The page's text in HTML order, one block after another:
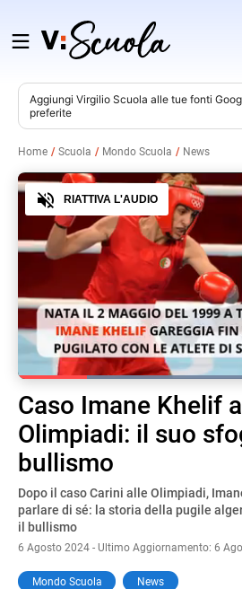
Salta
contenuto
Aggiungi Virgilio Scuola alle tue fonti
preferite
Home Scuola Mondo Scuola News
PauseUnmute
Loaded:72.56%
Audio
RIATTIVA L'AUDIO
Caso Imane Khelif
Olimpiadi: il suo
bullismo
Dopo il caso Carini alle Olimpiadi,
parlare di sé: la storia della pugile
il bullismo
6 Agosto 2024 - Ultimo Aggiornamento: 6
Mondo Scuola News